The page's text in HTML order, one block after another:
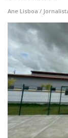
Ane Lisboa /